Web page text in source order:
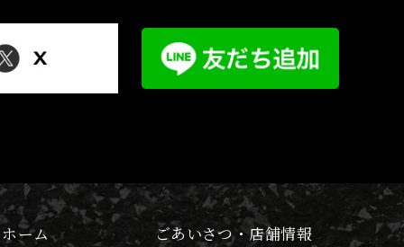
ホーム ごあいさつ・店舗情報